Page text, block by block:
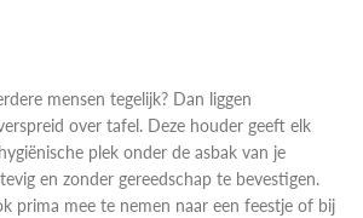
mensen tegelijk? Dan liggen
over tafel. Deze houder geeft elk
plek onder de asbak van je
en zonder gereedschap te bevestigen.
prima mee te nemen naar een feestje of bij